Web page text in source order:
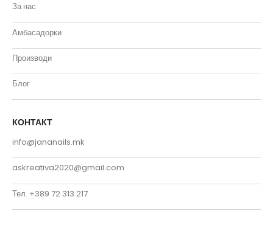
За нас
Амбасадорки
Производи
Блог
КОНТАКТ
info@jananails.mk
askreativa2020@gmail.com
Тел. +389 72 313 217